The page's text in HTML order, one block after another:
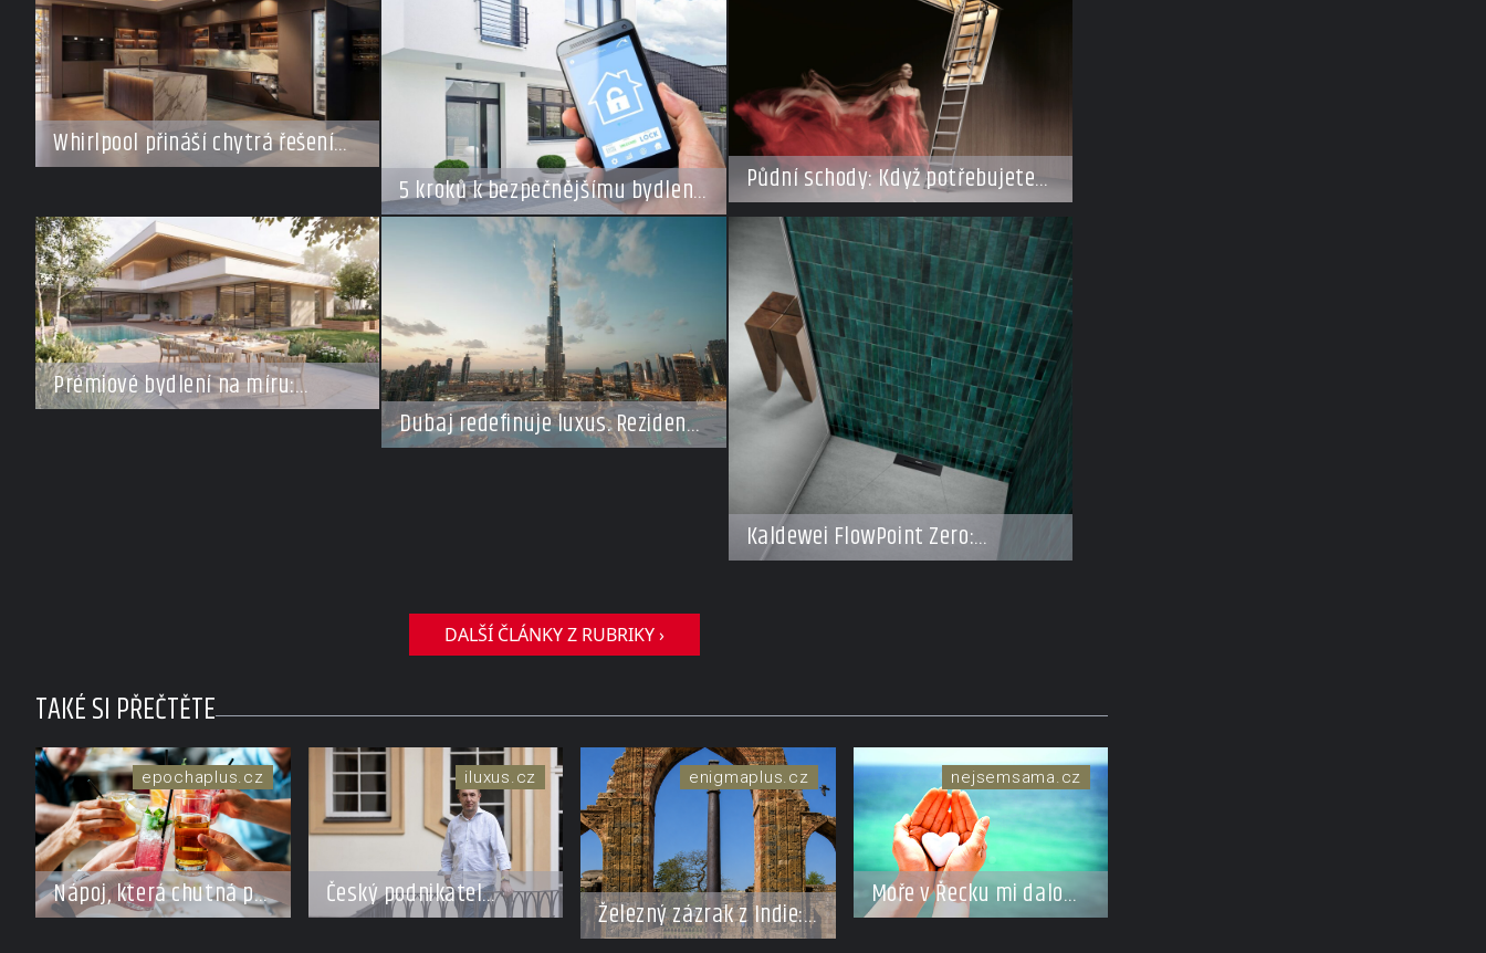
Whirlpool přináší chytrá řešení
pro každý styl vaření 5 kroků k bezpečnějšímu bydlení
v době dovolené
Půdní schody: Když potřebujete
ušetřit místo, ale nechcete dělat
kompromisy
Prémiové bydlení na míru:
Investoři se vracejí do Česka, Dubaj redefinuje luxus. Rezidence
za miliardy dnes připomínají
Kaldewei FlowPoint Zero:
Elegance a funkčnost na nejvyšší
DALŠÍ ČLÁNKY Z RUBRIKY ›
TAKÉ SI PŘEČTĚTE
Nápoj, která chutná po
seně. Jak znechucený
epochaplus.cz
Český podnikatel
Richard Singer pomáhá
iluxus.cz
Železný zázrak z Indie:
Proč tento sloup už 1
enigmaplus.cz
Moře v Řecku mi dalo
znamení
nejsemsama.cz